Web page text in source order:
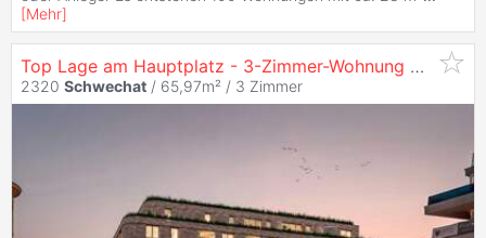
[Mehr]
Top Lage am Hauptplatz - 3-Zimmer-Wohnung mit Balkon zu
2320 Schwechat / 65,97m² / 3 Zimmer